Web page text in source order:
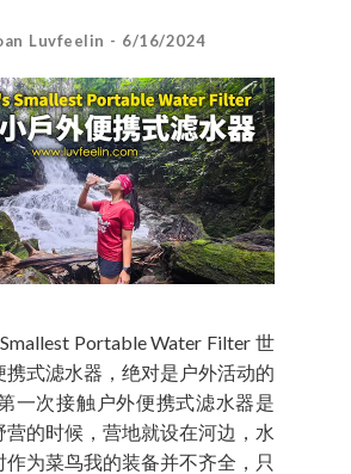
Luvfeelin - 6/16/2024
Portable Water Filter 世
携式滤水器，绝对是户外活动的
一次接触户外便携式滤水器是
营的时候，营地就设在河边，水
为菜鸟我的装备并不齐全，只